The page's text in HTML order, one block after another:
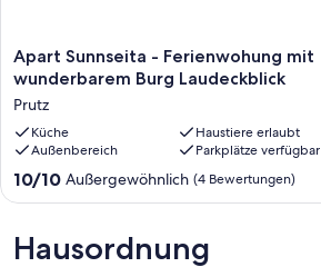
Apart
Sunnseita
Ferienwohung
mit
wunderbarem
Burg
Laudeckblick
Apart Sunnseita - Ferienwohung mit
wunderbarem Burg Laudeckblick
Prutz
Küche
Haustiere erlaubt
Außenbereich
Parkplätze verfügbar
10.0
von
Außergewöhnlich,
(4
10/10 Außergewöhnlich (4 Bewertungen)
Hausordnung